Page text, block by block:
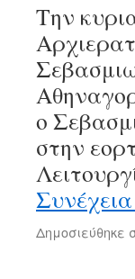
Την
ο
στην
Συνέχεια
Δημοσιεύθηκε